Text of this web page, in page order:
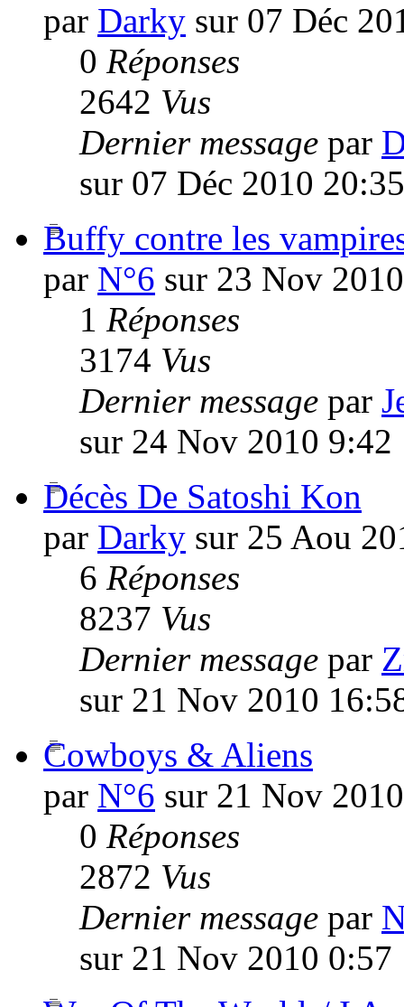
par Darky sur 07 Déc
0 Réponses
2642 Vus
Dernier message par
sur 07 Déc 2010 20:35
Buffy contre les
par N°6 sur 23 Nov
1 Réponses
3174 Vus
Dernier message par
sur 24 Nov 2010 9:42
Décès De Satoshi Kon
par Darky sur 25 Aou
6 Réponses
8237 Vus
Dernier message par
sur 21 Nov 2010
Cowboys & Aliens
par N°6 sur 21 Nov
0 Réponses
2872 Vus
Dernier message par
sur 21 Nov 2010 0:57